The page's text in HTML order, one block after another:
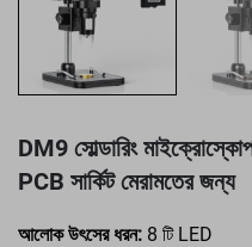
DM9 সোল্ডারিং
PCB সার্কিট মেরামতের জন্য
আলোক উৎসের ধরন: 8 টি LED